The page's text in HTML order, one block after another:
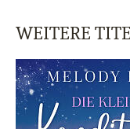
WEITERE